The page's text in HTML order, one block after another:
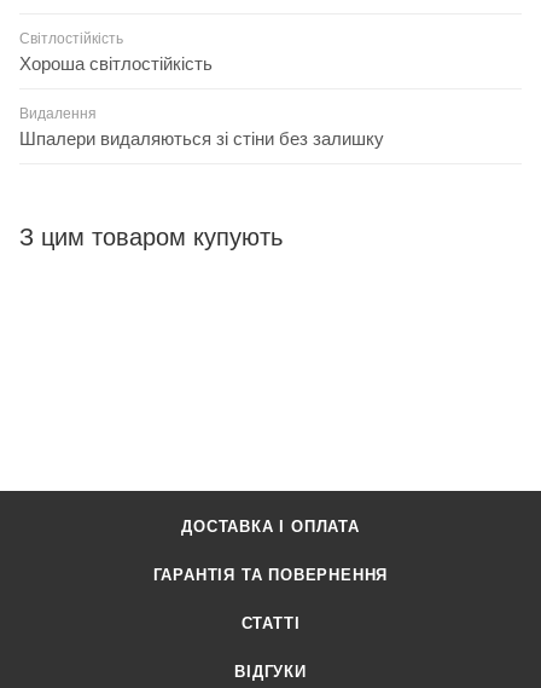
Світлостійкість
Хороша світлостійкість
Видалення
Шпалери видаляються зі стіни без залишку
З цим товаром купують
ДОСТАВКА І ОПЛАТА
ГАРАНТІЯ ТА ПОВЕРНЕННЯ
СТАТТІ
ВІДГУКИ